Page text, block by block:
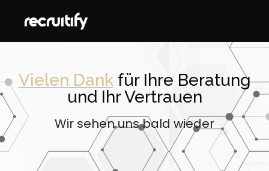
Vielen Dankfür Ihre Beratung
und Ihr Vertrauen
Wir sehen uns bald wieder